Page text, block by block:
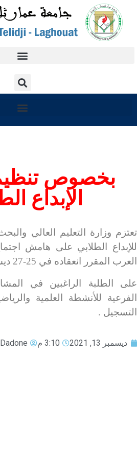
بخصوص
الإبداع
تعتزم وزارة التعليم العالي
للإبداع الطلابي على هامش
العرب المقرر انعقاده في 25-27 ديسمبر 2021.
على الطلبة الراغبين في
الفرعية للأنشطة العلمية
التسجيل .
ديسمبر 13, 2021 3:10 م